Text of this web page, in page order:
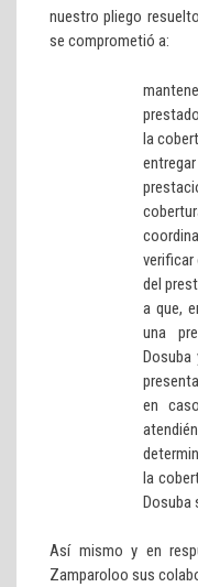
nuestro pliego
se comprometió a:
la
verificar
del
a que,
una
en
la
Dosuba
Así mismo y en
Zamparoloo sus